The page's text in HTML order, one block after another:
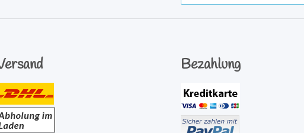
Bezahlung